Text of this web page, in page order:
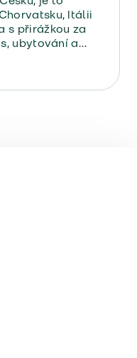
Itálii
s přirážkou za
ubytování a